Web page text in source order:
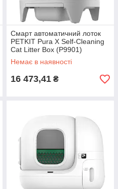
Смарт автоматичний лоток
PETKIT Pura X Self-Cleaning
Cat Litter Box (P9901)
Немає в наявності
16 473,41 ₴